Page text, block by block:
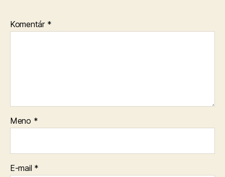
Komentár *
Meno *
E-mail *